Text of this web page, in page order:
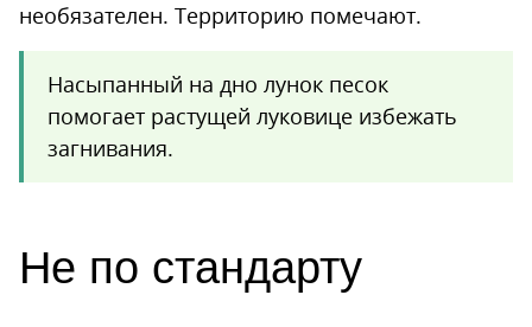
необязателен. Территорию помечают.
Насыпанный на дно лунок песок
помогает растущей луковице избежать
загнивания.
Не по стандарту